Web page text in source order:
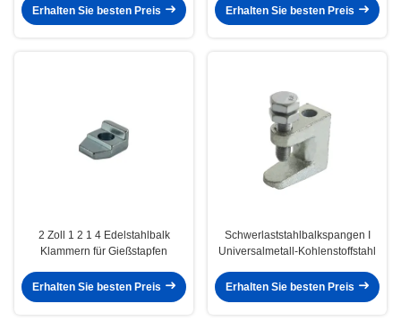
Erhalten Sie besten Preis
Erhalten Sie besten Preis
2 Zoll 1 2 1 4 Edelstahlbalk
Klammern für Gießstapfen
Erhalten Sie besten Preis
Schwerlaststahlbalkspangen I
Universalmetall-Kohlenstoffstahl
Erhalten Sie besten Preis